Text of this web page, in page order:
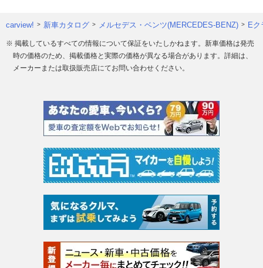
carview! 新車カタログ メルセデス・ベンツ(MERCEDES-BENZ) Eク
※ 掲載しているすべての情報について保証をいたしかねます。新車価格は発売
時の価格のため、掲載価格と実際の価格が異なる場合があります。詳細は、
メーカーまたは取扱販売店にてお問い合わせください。